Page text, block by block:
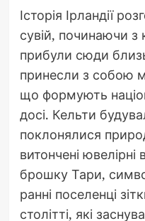
Історія Ірландії
сувій, починаючи з
прибули сюди
принесли з собою
що формують
досі. Кельти
поклонялися
витончені
брошку Тари,
ранні поселенці
столітті, які